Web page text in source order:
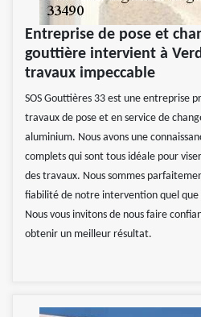
Entreprise de pose et
gouttière intervient à
travaux impeccable
SOS Gouttières 33 est une entreprise
travaux de pose et en service de
aluminium. Nous avons une
complets qui sont tous idéale pour
des travaux. Nous sommes
fiabilité de notre intervention quel
Nous vous invitons de nous faire
obtenir un meilleur résultat.